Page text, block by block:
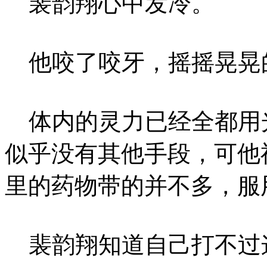
他咬了咬牙，摇摇晃晃
体内的灵力已经全都用
似乎没有其他手段，可
里的药物带的并不多，
裴韵翔知道自己打不过